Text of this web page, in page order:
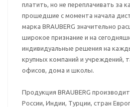
платить, но не переплачивать за
прошедшие с момента начала
марка BRAUBERG значительно
широкое признание и на
индивидуальные решения на
крупных компаний и учреждений,
офисов, дома и школы.
Продукция BRAUBERG
России, Индии, Турции, стран